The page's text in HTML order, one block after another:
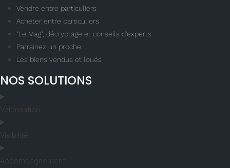
Vendre entre particuliers
Acheter entre particuliers
"Le Mag", décryptage et conseils d'experts
Parrainez un proche
Les biens vendus et loués
NOS SOLUTIONS
Valorisation
Visibilité
Accompagnement